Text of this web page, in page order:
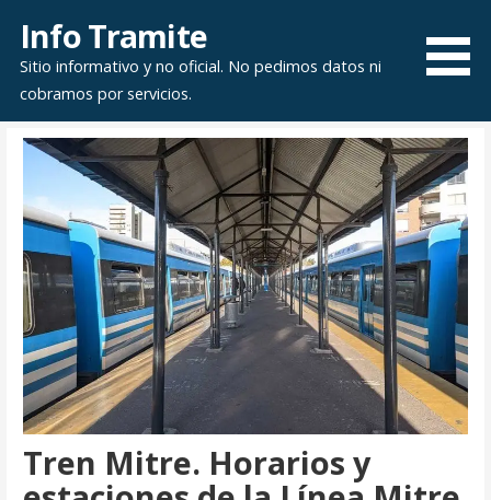
contenido
Info Tramite
Sitio informativo y no oficial. No pedimos datos ni
cobramos por servicios.
Tren Mitre. Horarios y